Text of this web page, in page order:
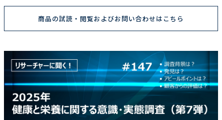
商品の試読・閲覧およびお問い合わせはこちら